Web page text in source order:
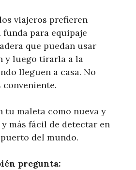
viajeros prefieren
para equipaje
que puedan usar
y luego tirarla a la
lleguen a casa. No
tu maleta como nueva y
más fácil de detectar en
del mundo.
pregunta: